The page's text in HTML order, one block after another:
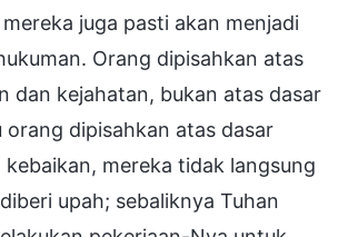
juga pasti akan menjadi
Orang dipisahkan atas
dan kejahatan, bukan atas dasar
orang dipisahkan atas dasar
mereka tidak langsung
upah; sebaliknya Tuhan